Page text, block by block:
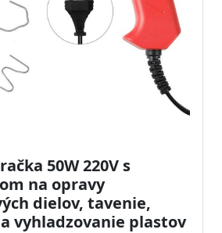
50W 220V s
na opravy
dielov, tavenie,
vyhladzovanie plastov